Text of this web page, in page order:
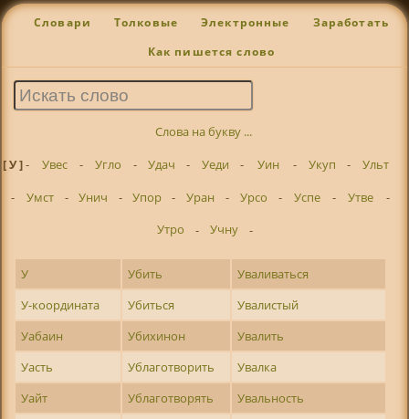
Словари Толковые Электронные Заработать
Как пишется слово
Слова на букву ...
[ У ]- Увес - Угло - Удач - Уеди - Уин - Укуп -
Ульт
-
Умст - Унич - Упор - Уран - Урсо - Успе - Утве
-
Утро
- Учну -
У Убить
Уваливаться
У-координата
Убиться
Увалистый
Уабаин
Убихинон
Увалить
Уасть
Ублаготворить
Увалка
Уайт
Ублаготворять
Увальность